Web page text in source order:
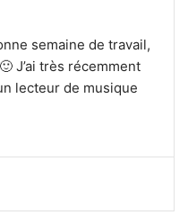
semaine de travail,
J’ai très récemment
lecteur de musique